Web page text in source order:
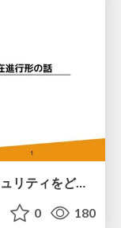
ボトムアップ文化が強い組織で セキュリティをどう根付かせていくかの現在進行形の話 / Making Security Stick in a Bottom-Up Organization
0 180